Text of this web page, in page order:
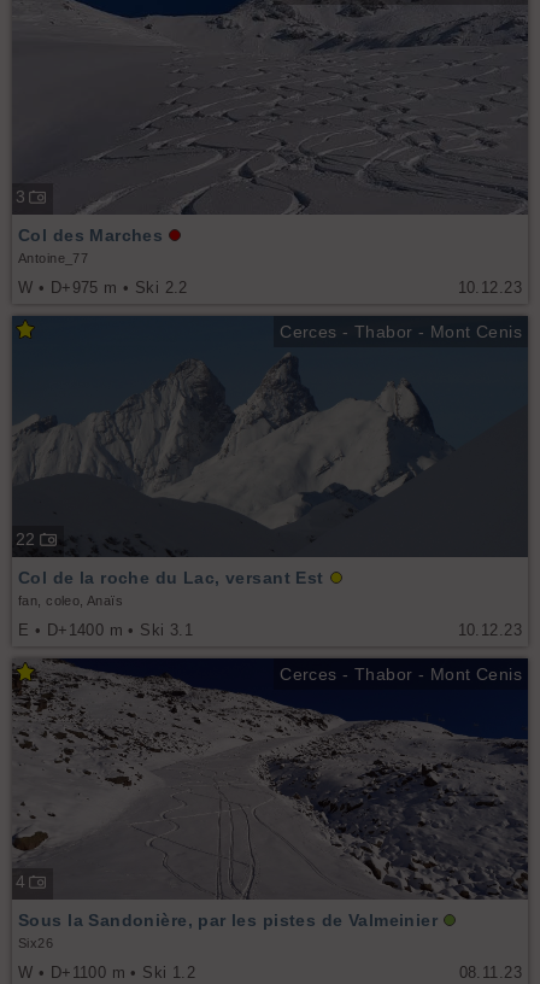
3
10.12.23
Col des Marches
Antoine_77
W • D+975 m • Ski 2.2
Cerces - Thabor - Mont Cenis
22
10.12.23
Col de la roche du Lac, versant Est
fan, coleo, Anaïs
E • D+1400 m • Ski 3.1
Cerces - Thabor - Mont Cenis
4
08.11.23
Sous la Sandonière, par les pistes de Valmeinier
Six26
W • D+1100 m • Ski 1.2